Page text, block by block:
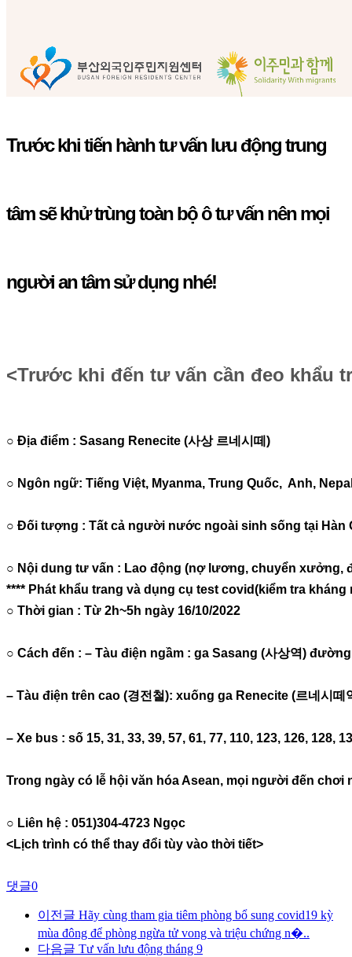
Trước khi tiến hành tư vấn lưu động trung
tâm sẽ khử trùng toàn bộ ô tư vấn nên mọi
người an tâm sử dụng nhé!
<Trước khi đến tư vấn cần đeo khẩu
○ Địa điểm : Sasang Renecite (사상 르네시떼)
○ Ngôn ngữ: Tiếng Việt, Myanma, Trung Quốc, Anh,
○ Đối tượng : Tất cả người nước ngoài sinh sống tại Hàn
○ Nội dung tư vấn : Lao động (nợ lương, chuyển xưởng,
**** Phát khẩu trang và dụng cụ test covid(kiểm tra kháng
○ Thời gian : Từ 2h~5h ngày 16/10/2022
○ Cách đến : – Tàu điện ngầm : ga Sasang (사상역)
– Tàu điện trên cao (경전철): xuống ga Renecite (르네시떼
– Xe bus : số 15, 31, 33, 39, 57, 61, 77, 110, 123, 126, 128,
Trong ngày có lễ hội văn hóa Asean, mọi người đến chơi
○ Liên hệ : 051)304-4723 Ngọc
<Lịch trình có thể thay đổi tùy vào thời tiết>
댓글0
이전글 Hãy cùng tham gia tiêm phòng bổ sung covid19 kỳ
mùa đông để phòng ngừa tử vong và triệu chứng n�..
다음글 Tư vấn lưu động tháng 9